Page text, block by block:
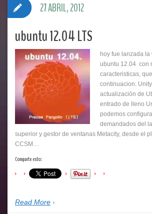
ubuntu 12.04 LTS
hoy fue lanzada la
ubuntu 12.04 con
caracteristicas,
continuacion:
actualización de
entrado de lleno
podemos
demandados del
superior y gestor de ventanas Metacity, desde el
CCSM…
Comparte esto:
Read More
27 ABRIL, 2012